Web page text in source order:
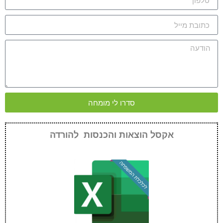
סדרו לי מומחה
אקסל הוצאות והכנסות להורדה